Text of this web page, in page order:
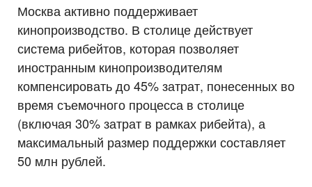
Москва активно поддерживает
кинопроизводство. В столице действует
система рибейтов, которая позволяет
иностранным кинопроизводителям
компенсировать до 45% затрат, понесенных во
время съемочного процесса в столице
(включая 30% затрат в рамках рибейта), а
максимальный размер поддержки составляет
50 млн рублей.